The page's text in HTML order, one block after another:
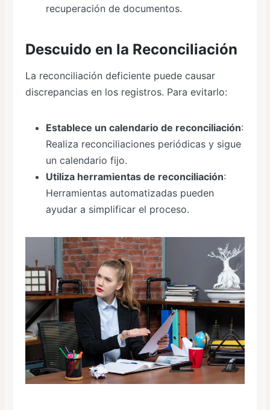
recuperación de documentos.
Descuido en la Reconciliación
La reconciliación deficiente puede causar
discrepancias en los registros. Para evitarlo:
Establece un calendario de reconciliación:
Realiza reconciliaciones periódicas y sigue
un calendario fijo.
Utiliza herramientas de reconciliación:
Herramientas automatizadas pueden
ayudar a simplificar el proceso.